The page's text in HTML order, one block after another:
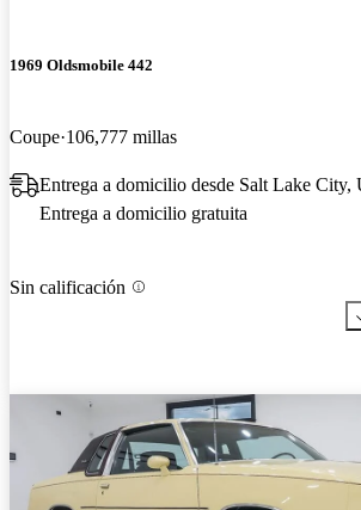
1969 Oldsmobile 442
Coupe 106,777 millas
Entrega a domicilio desde Salt Lake City,
Entrega a domicilio gratuita
Sin calificación